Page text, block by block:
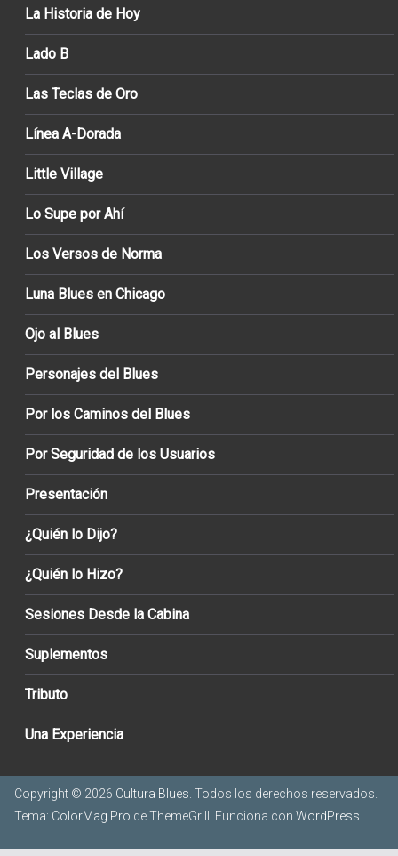
La Historia de Hoy
Lado B
Las Teclas de Oro
Línea A-Dorada
Little Village
Lo Supe por Ahí
Los Versos de Norma
Luna Blues en Chicago
Ojo al Blues
Personajes del Blues
Por los Caminos del Blues
Por Seguridad de los Usuarios
Presentación
¿Quién lo Dijo?
¿Quién lo Hizo?
Sesiones Desde la Cabina
Suplementos
Tributo
Una Experiencia
Copyright © 2026 Cultura Blues. Todos los derechos reservados.
Tema: ColorMag Pro de ThemeGrill. Funciona con WordPress.